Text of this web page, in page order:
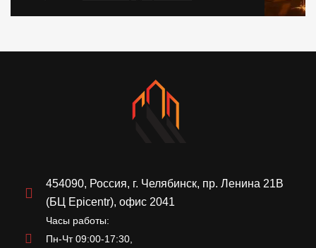
454090, Россия, г. Челябинск, пр. Ленина 21В
(БЦ Epicentr), офис 2041
Часы работы:
Пн-Чт 09:00-17:30,